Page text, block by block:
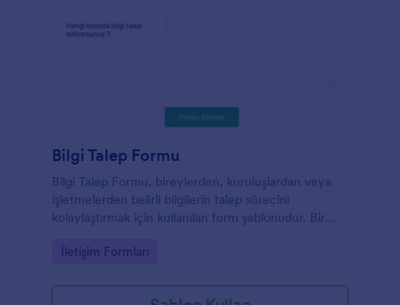
Bilgi Talep Formu
Bilgi Talep Formu, bireylerden, kuruluşlardan veya
işletmelerden belirli bilgilerin talep sürecini
kolaylaştırmak için kullanılan form şablonudur. Bir
ayrıntıların toplanmasını sağlayan bir araç görevi
ve sektörlere uyacak şekilde düzenlenebilir.Kullanıcı
Go to Category:
İletişim Formları